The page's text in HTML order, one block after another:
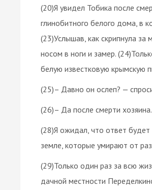
(20)Я увидел Тобика после
глинобитного белого дома, в
(23)Услышав, как скрипнула
носом в ноги и замер.
белую известковую крымскую
(25)– Давно он ослеп? —
(26)– Да после смерти
(28)Я ожидал, что ответ
земле, которые умирают от
(29)Только один раз за всю
дачной местности